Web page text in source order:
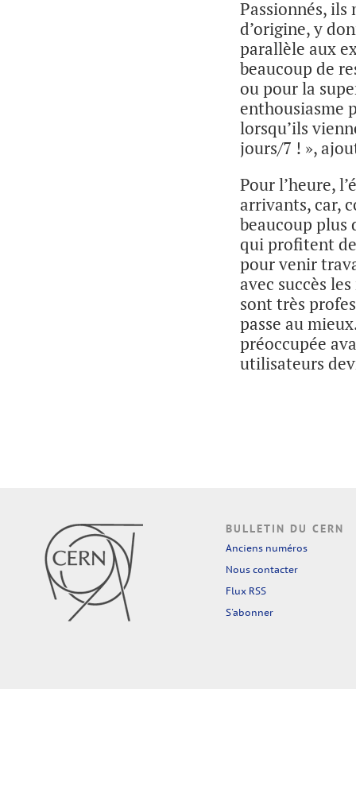
Passionnés,
d’origine, y
parallèle aux
beaucoup de
ou pour la
enthousiasme
lorsqu’ils
jours/7 ! »,
Pour l’heure,
arrivants, car,
beaucoup plus
qui profitent
pour venir
avec succès
sont très
passe au
préoccupée
utilisateurs
BULLETIN DU CERN
Anciens numéros
Nous contacter
Flux RSS
S'abonner